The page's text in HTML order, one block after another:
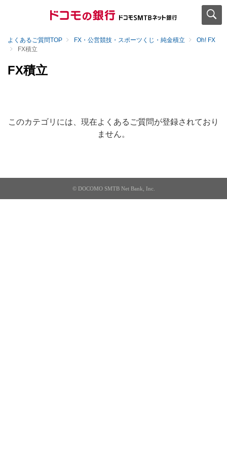
よくあるご質問TOP FX・公営競技・スポーツくじ・純金積立
Oh! FX
FX積立
FX積立
このカテゴリには、現在よくあるご質問が登録されており
ません。
© DOCOMO SMTB Net Bank, Inc.